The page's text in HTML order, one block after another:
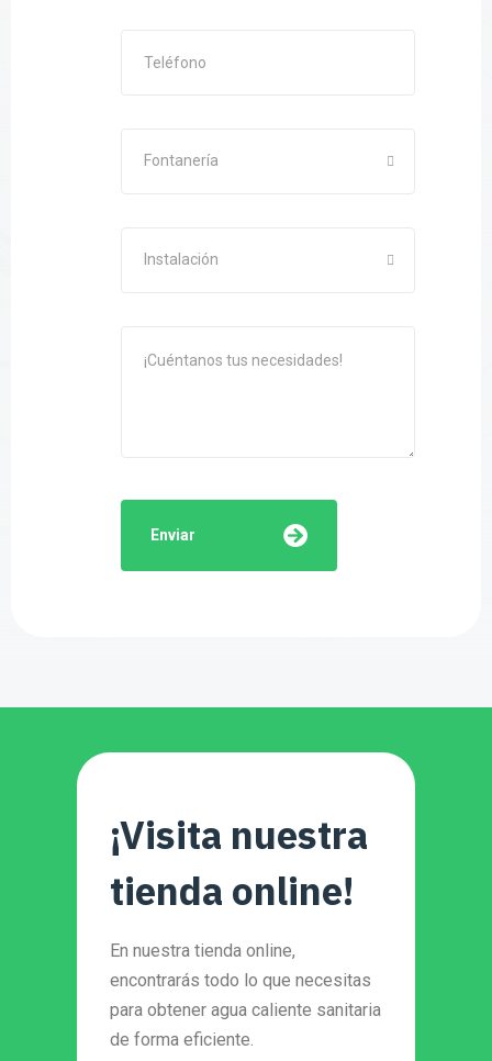
Fontanería
Instalación
Enviar
¡Visita nuestra
tienda online!
En nuestra tienda online,
encontrarás todo lo que necesitas
para obtener agua caliente sanitaria
de forma eficiente.